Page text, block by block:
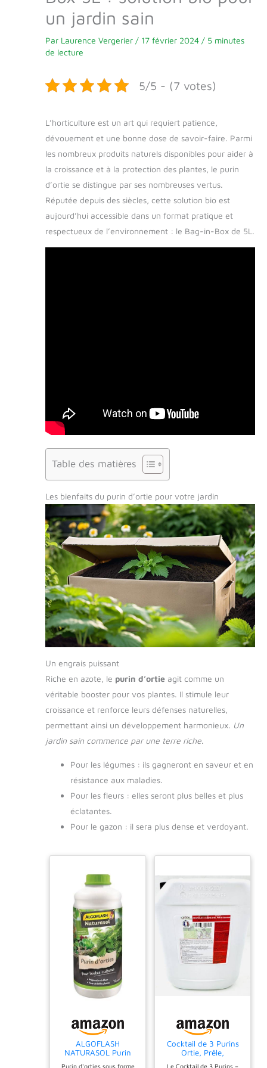
un jardin sain
Par Laurence Vergerier / 17 février 2024 / 5 minutes
de lecture
5/5 - (7 votes)
L’horticulture est un art qui requiert patience,
dévouement et une bonne dose de savoir-faire. Parmi
les nombreux produits naturels disponibles pour aider à
la croissance et à la protection des plantes, le purin
d’ortie se distingue par ses nombreuses vertus.
Réputée depuis des siècles, cette solution bio est
aujourd’hui accessible dans un format pratique et
respectueux de l’environnement : le Bag-in-Box de 5L.
Table des matières
Les bienfaits du purin d’ortie pour votre jardin
Un engrais puissant
Riche en azote, le purin d’ortie agit comme un
véritable booster pour vos plantes. Il stimule leur
croissance et renforce leurs défenses naturelles,
permettant ainsi un développement harmonieux. Un
jardin sain commence par une terre riche.
Pour les légumes : ils gagneront en saveur et en
résistance aux maladies.
Pour les fleurs : elles seront plus belles et plus
éclatantes.
Pour le gazon : il sera plus dense et verdoyant.
ALGOFLASH
NATURASOL Purin
Purin d'orties sous forme
Cocktail de 3 Purins
Ortie, Prêle,
Le Cocktail de 3 Purins –